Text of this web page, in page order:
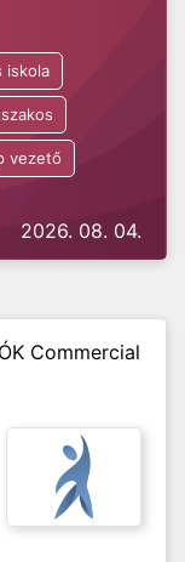
iskola
vezető
2026. 08. 04.
Commercial